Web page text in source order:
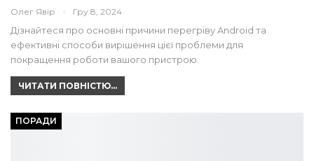
Олег Явір Гру 8, 2024
Дізнайтеся про основні причини перегріву Android та
ефективні способи вирішення цієї проблеми для
покращення роботи вашого пристрою.
ЧИТАТИ ПОВНІСТЮ...
ПОРАДИ